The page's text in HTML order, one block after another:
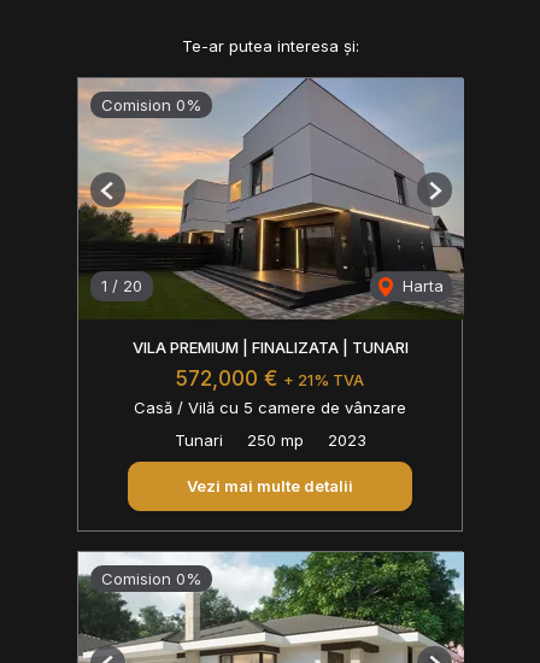
Te-ar putea interesa și:
Comision 0%
1 / 20 Harta
Previous Next
VILA PREMIUM | FINALIZATA | TUNARI
572,000 € + 21% TVA
Casă / Vilă cu 5 camere de vânzare
Tunari
250 mp 2023
Vezi mai multe detalii
Comision 0%